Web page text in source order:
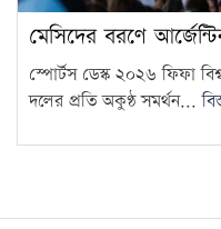
মেসিদের বরণে
স্পোর্টস ডেস্ক ২০২৬ ফিফা
দলের প্রতি অকুণ্ঠ সমর্থন...